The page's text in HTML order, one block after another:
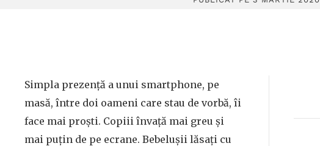
Simpla prezență a unui smartphone, pe
masă, între doi oameni care stau de vorbă, îi
face mai proști. Copiii învață mai greu și
mai puțin de pe ecrane. Bebelușii lăsați cu